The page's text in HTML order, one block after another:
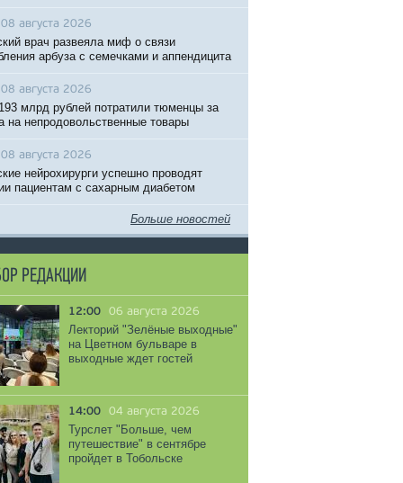
08 августа 2026
врач развеяла миф о связи
арбуза с семечками и аппендицита
08 августа 2026
млрд рублей потратили тюменцы за
на непродовольственные товары
08 августа 2026
нейрохирурги успешно проводят
пациентам с сахарным диабетом
Больше новостей
РЕДАКЦИИ
12:00 06 августа 2026
Лекторий "Зелёные выходные"
на Цветном бульваре в
выходные ждет гостей
14:00 04 августа 2026
Турслет "Больше, чем
путешествие" в сентябре
пройдет в Тобольске